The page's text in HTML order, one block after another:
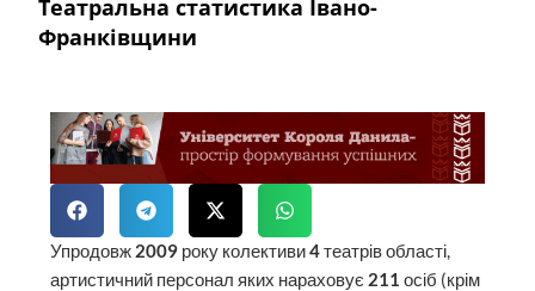
Театральна статистика Івано-
Франківщини
Упродовж 2009 року колективи4театрів області,
артистичний персонал яких нараховує 211 осіб (крім